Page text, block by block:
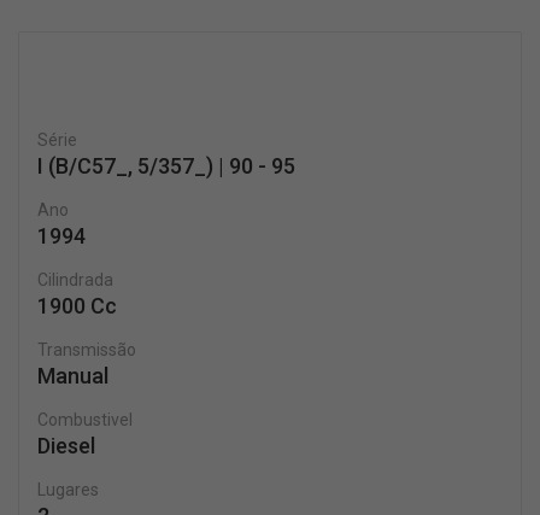
Série
I (B/C57_, 5/357_) | 90 - 95
Ano
1994
Cilindrada
1900 Cc
Transmissão
Manual
Combustivel
Diesel
Lugares